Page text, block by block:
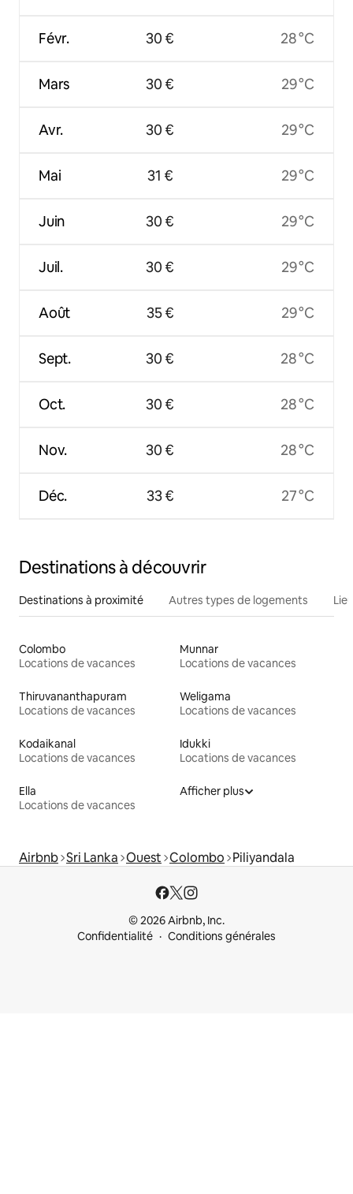
Févr.
Mars
Avr.
Mai
Juin
Juil.
Août
Sept.
Oct.
Nov.
Déc.
30 €
30 €
30 €
31 €
30 €
30 €
35 €
30 €
30 €
30 €
33 €
28 °C
29 °C
29 °C
29 °C
29 °C
29 °C
29 °C
28 °C
28 °C
28 °C
27 °C
Destinations à découvrir
Destinations à proximité Autres types de logements
Colombo
Locations de vacances
Munnar
Locations de vacances
Thiruvananthapuram
Locations de vacances
Weligama
Locations de vacances
Kodaikanal
Locations de vacances
Idukki
Locations de vacances
Ella
Locations de vacances
Afficher plus
Airbnb Sri Lanka Ouest Colombo Piliyandala
© 2026 Airbnb, Inc.
Confidentialité
Conditions générales